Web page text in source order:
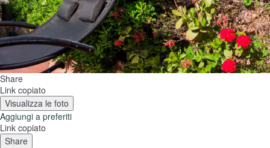
Share
Link copiato
Visualizza le foto
Aggiungi a preferiti
Link copiato
Share